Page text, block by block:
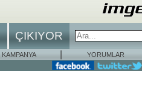
ÇIKIYOR
KAMPANYA YORUMLAR